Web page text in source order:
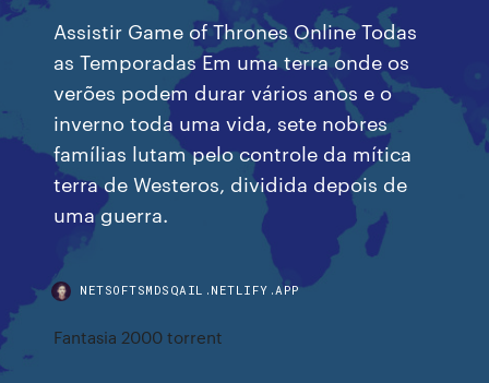
Assistir Game of Thrones Online Todas
as Temporadas Em uma terra onde os
verões podem durar vários anos e o
inverno toda uma vida, sete nobres
famílias lutam pelo controle da mítica
terra de Westeros, dividida depois de
uma guerra.
NETSOFTSMDSQAIL.NETLIFY.APP
Fantasia 2000 torrent